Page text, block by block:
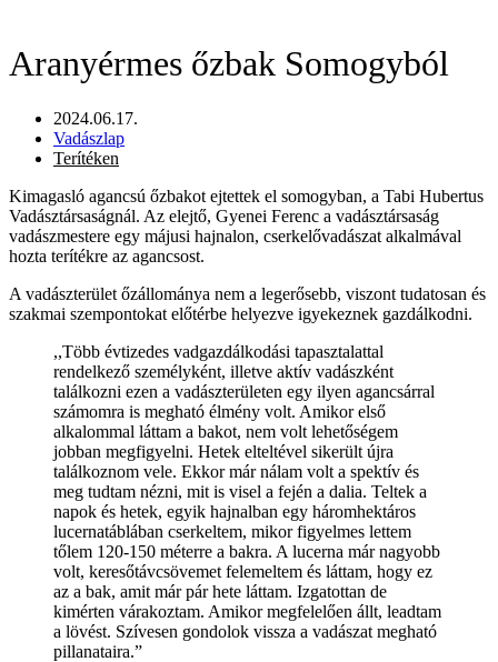
Aranyérmes őzbak Somogyból
2024.06.17.
Vadászlap
Terítéken
Kimagasló agancsú őzbakot ejtettek el somogyban, a Tabi Hubertus
Vadásztársaságnál. Az elejtő, Gyenei Ferenc a vadásztársaság
vadászmestere egy májusi hajnalon, cserkelővadászat alkalmával
hozta terítékre az agancsost.
A vadászterület őzállománya nem a legerősebb, viszont tudatosan és
szakmai szempontokat előtérbe helyezve igyekeznek gazdálkodni.
,,Több évtizedes vadgazdálkodási tapasztalattal
rendelkező személyként, illetve aktív vadászként
találkozni ezen a vadászterületen egy ilyen agancsárral
számomra is megható élmény volt. Amikor első
alkalommal láttam a bakot, nem volt lehetőségem
jobban megfigyelni. Hetek elteltével sikerült újra
találkoznom vele. Ekkor már nálam volt a spektív és
meg tudtam nézni, mit is visel a fején a dalia. Teltek a
napok és hetek, egyik hajnalban egy háromhektáros
lucernatáblában cserkeltem, mikor figyelmes lettem
tőlem 120-150 méterre a bakra. A lucerna már nagyobb
volt, keresőtávcsövemet felemeltem és láttam, hogy ez
az a bak, amit már pár hete láttam. Izgatottan de
kimérten várakoztam. Amikor megfelelően állt, leadtam
a lövést. Szívesen gondolok vissza a vadászat megható
pillanataira.”